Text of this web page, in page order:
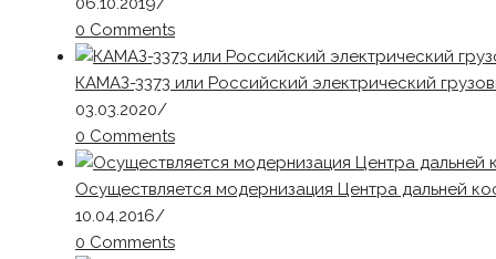
0 Comments
КАМАЗ-3373 или Российский электрический
03.03.2020/
0 Comments
Осуществляется модернизация Центра дальней
10.04.2016/
0 Comments